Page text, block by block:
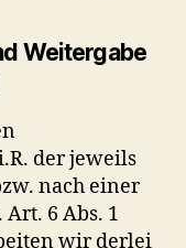
Weitergabe
der jeweils
nach einer
6 Abs. 1
wir derlei